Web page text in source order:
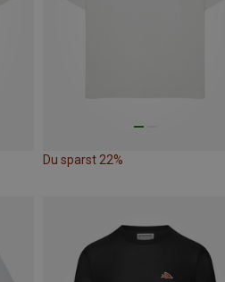
Du sparst 22%